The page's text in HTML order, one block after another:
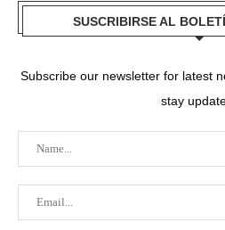
SUSCRIBIRSE AL
Subscribe our newsletter for latest
stay